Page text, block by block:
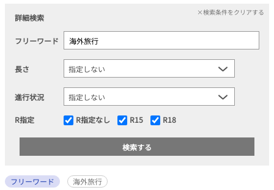
詳細検索
×検索条件をクリアする
フリーワード
長さ
進行状況
R指定 R指定なし R15 R18
フリーワード
海外旅行